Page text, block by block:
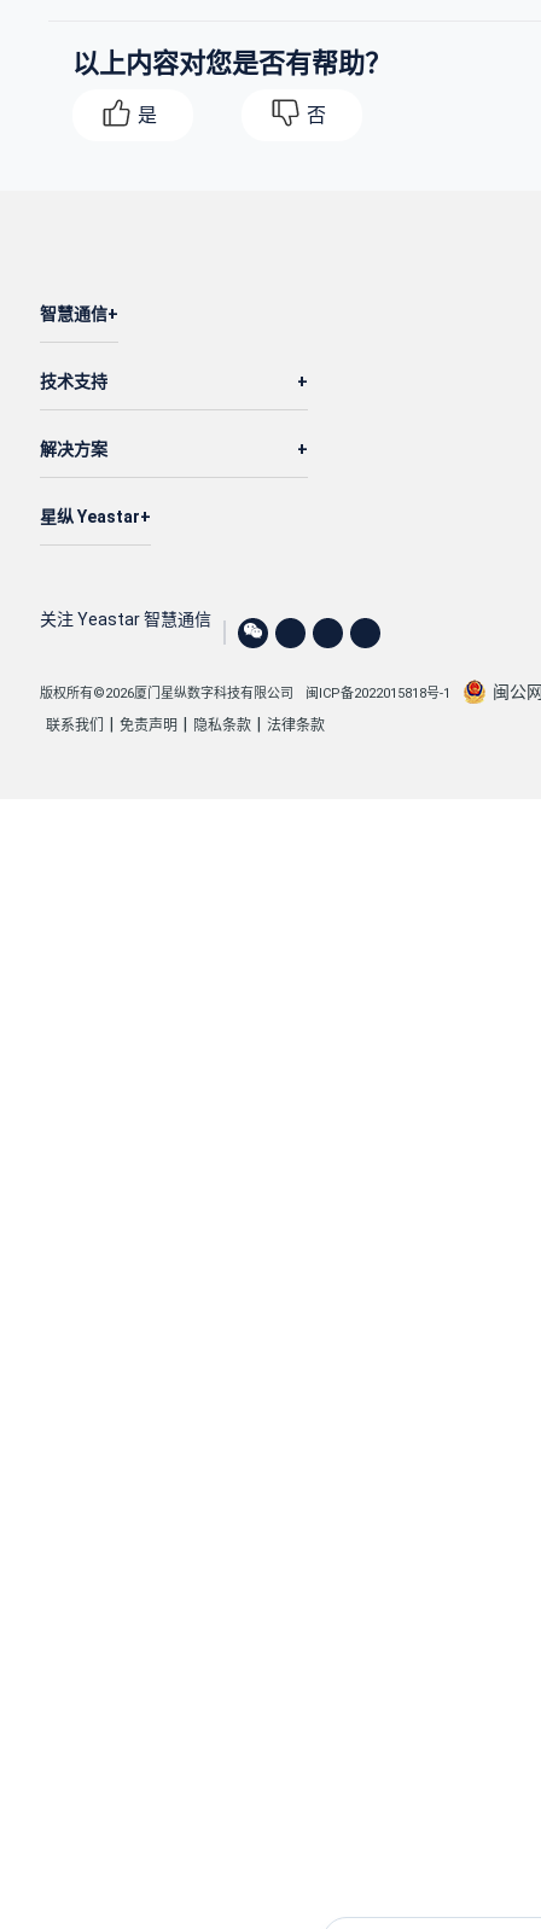
以上内容对您是否有帮助？
是 否
智慧通信
技术支持
解决方案
星纵 Yeastar
关注 Yeastar 智慧通信
版权所有©2026厦门星纵数字科技有限公司 闽ICP备2022015818号-1 闽公
联系我们 免责声明 隐私条款 法律条款